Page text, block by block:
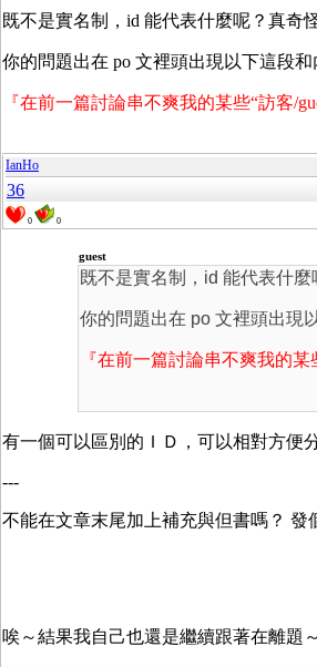
既不是實名制，id 能代表什麼呢？真奇
你的問題出在 po 文裡頭出現以下這段和
『在前一篇討論串不爽我的某些“訪客/
IanHo
36
0 0
guest
既不是實名制，id 能代表什
你的問題出在 po 文裡頭出現
『在前一篇討論串不爽我的
有一個可以區別的ＩＤ，可以相對方便
---
不能在文章末尾加上補充與但書嗎？ 發
唉～結果我自己也還是繼續跟著在離題